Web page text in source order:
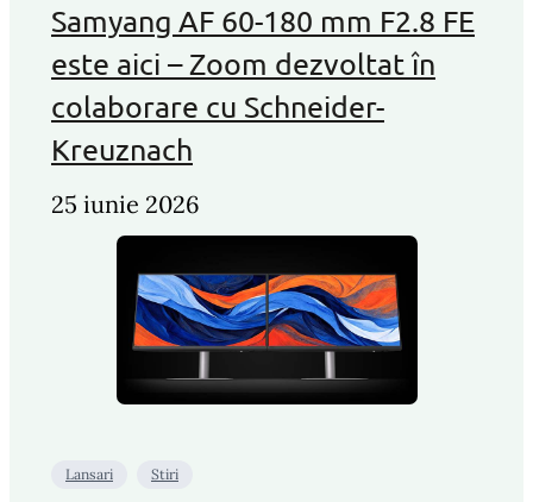
Samyang AF 60-180 mm F2.8 FE
este aici – Zoom dezvoltat în
colaborare cu Schneider-
Kreuznach
25 iunie 2026
Lansari Stiri